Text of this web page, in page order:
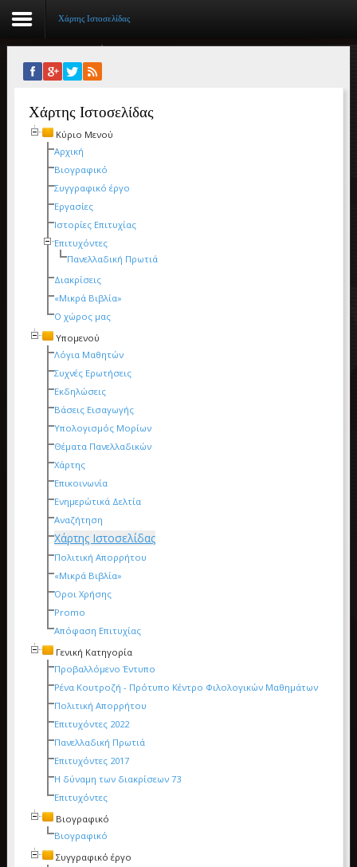
Αρχική
Βιογραφικό
Συγγραφικό έργο
Ιστορίες Επιτυχίας
Επιτυχόντες
Διακρίσεις
«Μικρά Βιβλία»
Ο χώρος μας
Χάρτης Ιστοσελίδας
Χάρτης Ιστοσελίδας
Κύριο Μενού
Αρχική
Βιογραφικό
Συγγραφικό έργο
Εργασίες
Ιστορίες Επιτυχίας
Επιτυχόντες
Πανελλαδική Πρωτιά
Διακρίσεις
«Μικρά Βιβλία»
Ο χώρος μας
Υπομενού
Λόγια Μαθητών
Συχνές Ερωτήσεις
Εκδηλώσεις
Βάσεις Εισαγωγής
Υπολογισμός Μορίων
Θέματα Πανελλαδικών
Χάρτης
Επικοινωνία
Ενημερώτικά Δελτία
Αναζήτηση
Χάρτης Ιστοσελίδας
Πολιτική Απορρήτου
«Μικρά Βιβλία»
Όροι Χρήσης
Promo
Απόφαση Επιτυχίας
Γενική Κατηγορία
Προβαλλόμενο Έντυπο
Ρένα Κουτροζή - Πρότυπο Κέντρο Φιλολογικών Μαθημάτων
Πολιτική Απορρήτου
Επιτυχόντες 2022
Πανελλαδική Πρωτιά
Επιτυχόντες 2017
Η δύναμη των διακρίσεων 73
Επιτυχόντες
Βιογραφικό
Βιογραφικό
Συγγραφικό έργο